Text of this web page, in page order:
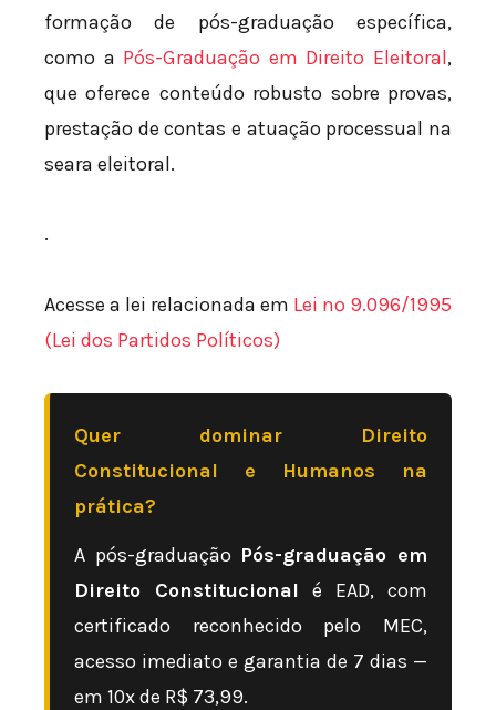
formação de pós-graduação específica,
como a Pós-Graduação em Direito Eleitoral,
que oferece conteúdo robusto sobre provas,
prestação de contas e atuação processual na
seara eleitoral.
.
Acesse a lei relacionada em Lei nº 9.096/1995
(Lei dos Partidos Políticos)
Quer dominar Direito
Constitucional e Humanos na
prática?
A pós-graduação Pós-graduação em
Direito Constitucional é EAD, com
certificado reconhecido pelo MEC,
acesso imediato e garantia de 7 dias —
em 10x de R$ 73,99.